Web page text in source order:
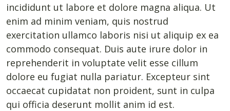
incididunt ut labore et dolore magna aliqua. Ut
enim ad minim veniam, quis nostrud
exercitation ullamco laboris nisi ut aliquip ex ea
commodo consequat. Duis aute irure dolor in
reprehenderit in voluptate velit esse cillum
dolore eu fugiat nulla pariatur. Excepteur sint
occaecat cupidatat non proident, sunt in culpa
qui officia deserunt mollit anim id est.